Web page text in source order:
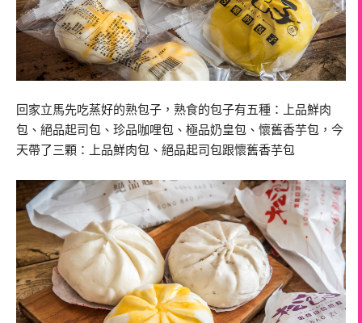
回家立馬先吃蒸好的熟包子，熟食的包子有五種：上品鮮肉
包、絕品起司包、珍品咖哩包、極品奶皇包、懷舊香芋包，今
天帶了三顆：上品鮮肉包、絕品起司包跟懷舊香芋包